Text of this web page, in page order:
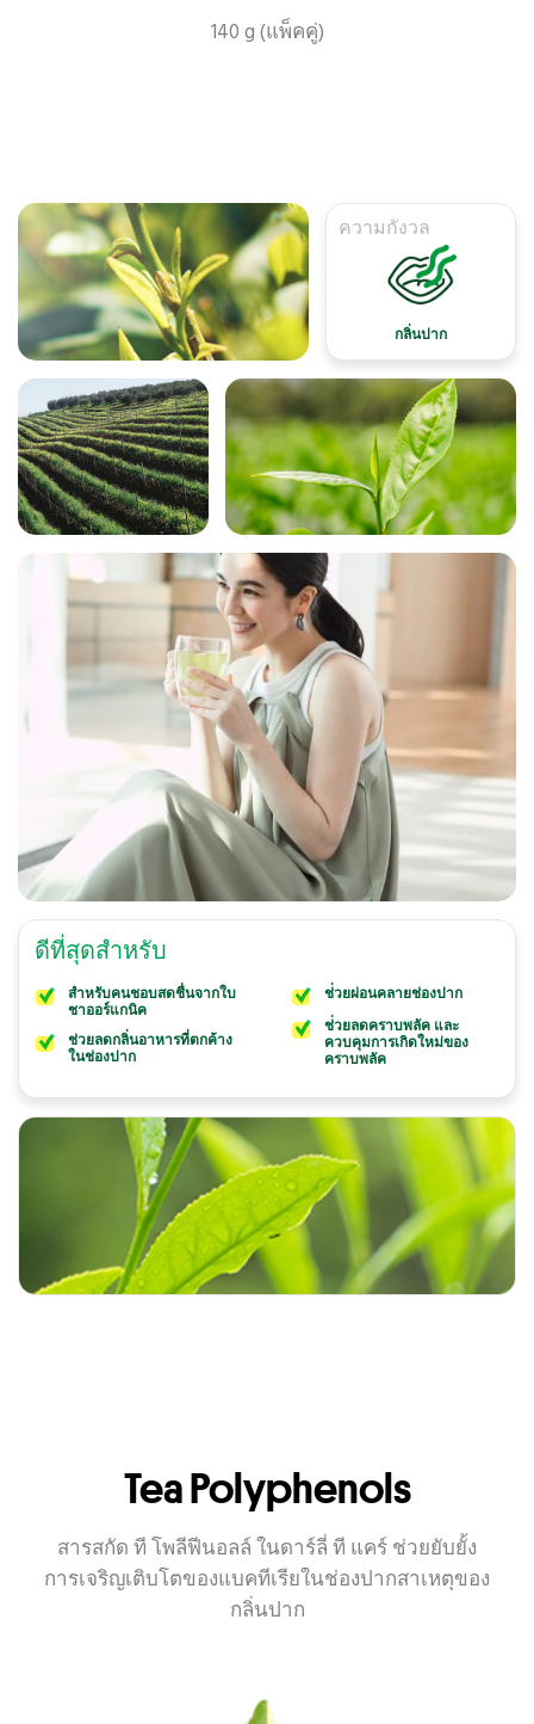
140 g (แพ็คคู่)
ความกังวล
กลิ่นปาก
ดีที่สุดสำหรับ
สำหรับคนชอบสดชื่นจากใบ
ชาออร์แกนิค
ช่วยลดกลิ่นอาหารที่ตกค้าง
ในช่องปาก
ช่่วยผ่อนคลายช่องปาก
ช่่วยลดคราบพลัค และ
ควบคุมการเกิดใหม่ของ
คราบพลัค
Tea Polyphenols
สารสกัด ที โพลีฟีนอลล์ ในดาร์ลี่ ที แคร์ ช่วยยับยั้ง
การเจริญเติบโตของแบคทีเรียในช่องปากสาเหตุของ
กลิ่นปาก